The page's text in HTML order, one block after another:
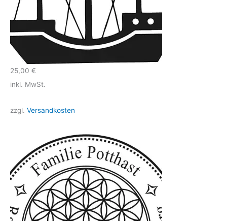
25,00 €
inkl. MwSt.
zzgl. Versandkosten